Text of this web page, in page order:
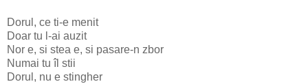
Dorul, ce ti-e menit
Doar tu l-ai auzit
Nor e, si stea e, si pasare-n zbor
Numai tu îl stii
Dorul, nu e stingher